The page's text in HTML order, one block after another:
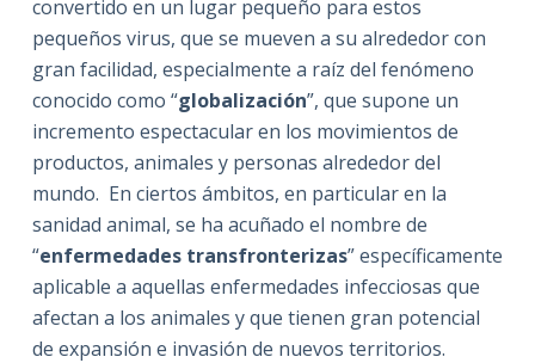
convertido en un lugar pequeño para estos
pequeños virus, que se mueven a su alrededor con
gran facilidad, especialmente a raíz del fenómeno
conocido como “globalización”, que supone un
incremento espectacular en los movimientos de
productos, animales y personas alrededor del
mundo. En ciertos ámbitos, en particular en la
sanidad animal, se ha acuñado el nombre de
“enfermedades transfronterizas” específicamente
aplicable a aquellas enfermedades infecciosas que
afectan a los animales y que tienen gran potencial
de expansión e invasión de nuevos territorios.